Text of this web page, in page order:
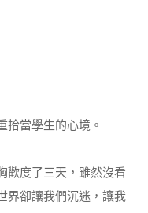
拾當學生的心境。
歡度了三天，雖然沒看
界卻讓我們沉迷，讓我